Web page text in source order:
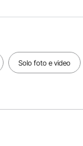
900 x
mm.
3,3
Solo foto e video